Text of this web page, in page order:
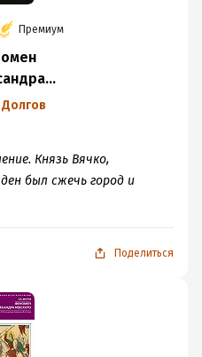
Премиум
Русь XIII
Князь Вячко,
был сжечь город и
Поделиться